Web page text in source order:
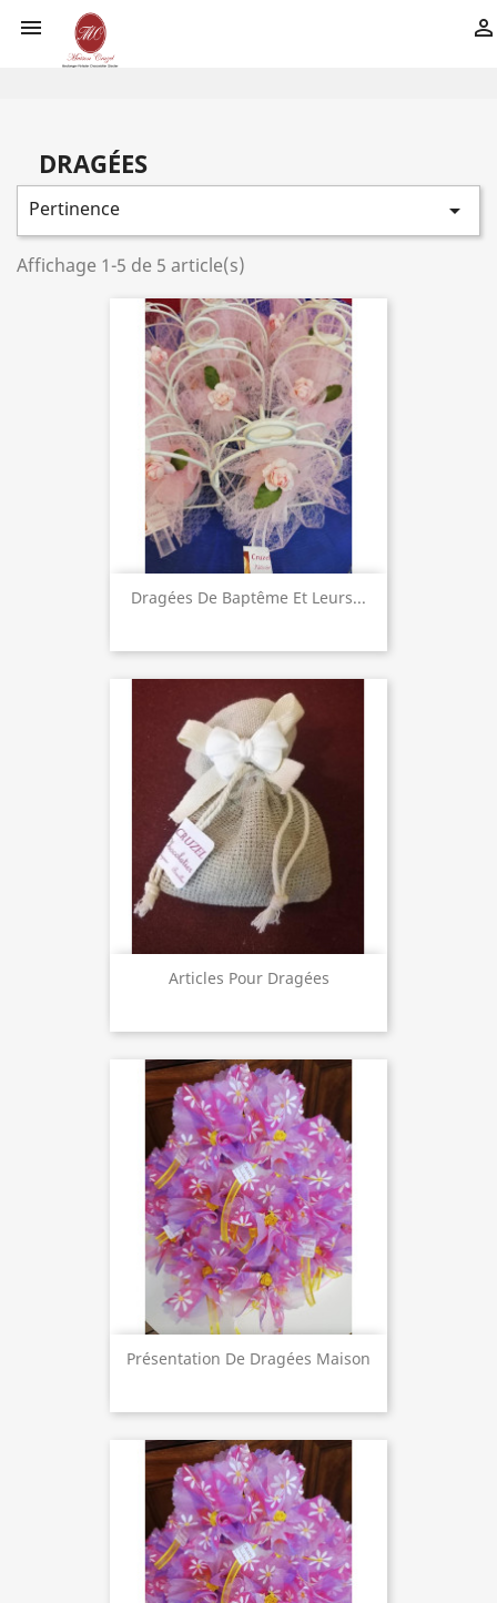
 
DRAGÉES
Pertinence 
Affichage 1-5 de 5 article(s)
Dragées De Baptême Et Leurs...
Articles Pour Dragées
Présentation De Dragées Maison